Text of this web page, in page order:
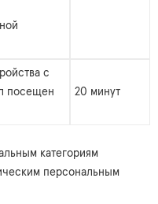
с
посещен
20 минут
категориям
персональным